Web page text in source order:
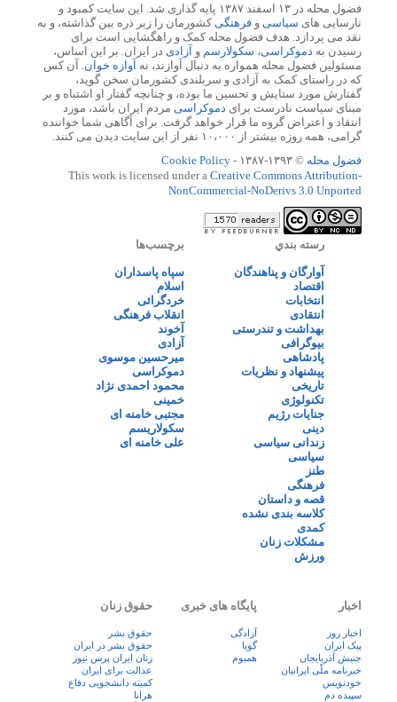
فضول محله در ۱۳ اسفند ۱۳۸۷ پایه گذاری شد. این سایت کمبود و
نارسایی های سیاسی و فرهنگی کشورمان را زیر ذره بین گذاشته، و به
نقد می پردازد. هدف فضول محله کمک و راهگشایی است برای
رسیدن به دموکراسی، سکولارسم و آزادی در ایران. بر این اساس،
مسئولین فضول محله همواره به دنبال آوازند، نه آوازه خوان . آن کس
که در راستای کمک به آزادی و سربلندی کشورمان سخن گوید،
گفتارش مورد ستایش و تحسین ما بوده، و چنانچه گفتار او اشتباه و بر
مبنای سیاست نادرست برای دموکراسی مردم ایران باشد، مورد
انتقاد و اعتراض گروه ما قرار خواهد گرفت. برای آگاهی شما خواننده
گرامی، همه روزه بیشتر از ۱۰،۰۰۰ نفر از این سایت دیدن می کنند.
فضول محله © ۱۳۹۳-۱۳۸۷ -
Cookie Policy
This work is licensed under a Creative Commons Attribution-
NonCommercial-NoDerivs 3.0 Unported
رسته بندي
آوارگان و پناهندگان
اقتصاد
انتخابات
انتقادی
بهداشت و تندرستی
بیوگرافی
پادشاهی
پیشنهاد و نظریات
تاریخی
تکنولوژی
جنایات رژیم
دینی
زندانی سیاسی
سیاسی
طنز
فرهنگی
قصه و داستان
کلاسه بندی نشده
کمدی
مشکلات زنان
ورزش
برچسب‌ها
سپاه پاسداران
اسلام
خردگرائی
انقلاب فرهنگی
آخوند
آزادی
میرحسین موسوی
دموکراسی
محمود احمدی نژاد
خمینی
مجتبی خامنه ای
سکولاریسم
علی خامنه ای
اخبار
اخبار روز
پيک ايران
جنبش آذربایجان
خبرنامه ملّی ایرانیان
خودنویس
سپیده دم
پایگاه های خبری
آزادگی
گویا
همبوم
حقوق زنان
حقوق بشر
حقوق بشر در ایران
زنان ايران پرس نيوز
عدالت برای ایران
کمیته دانشجویی دفاع
هرانا